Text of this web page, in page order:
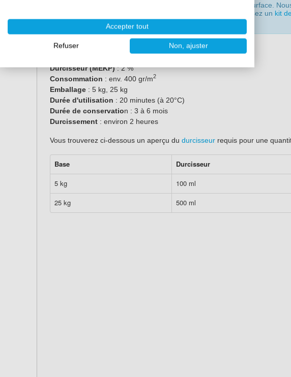
un gelcoat polyester reste toujours collant en surface.
. Utilisez un kit
gelcoatpour effectuer des réparations mineures.
Caractéristiques
Durcisseur (MEKP): 2 %
Consommation : env. 400 gr/m2
Emballage : 5 kg, 25 kg
Durée d'utilisation : 20 minutes (à 20°C)
Durée de conservation : 3 à 6 mois
Durcissement : environ 2 heures
Vous trouverez ci-dessous un aperçu du durcisseur requis pour une
Base
Durcisseur
5 kg
100 ml
25 kg
500 ml
Accepter tout
Refuser Non, ajuster